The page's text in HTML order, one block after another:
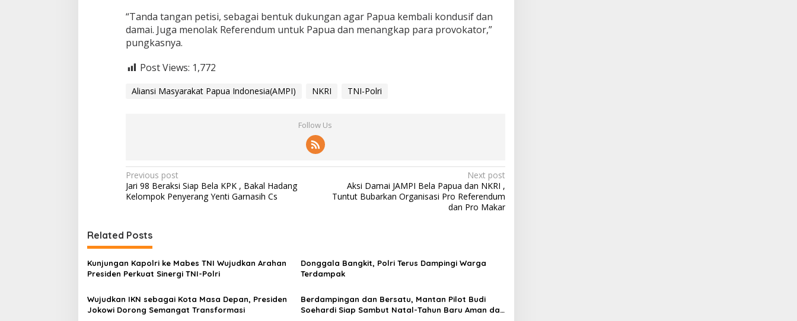
“Tanda tangan petisi, sebagai bentuk dukungan agar Papua kembali kondusif dan
damai. Juga menolak Referendum untuk Papua dan menangkap para provokator,”
pungkasnya.
Post Views: 1,772
Aliansi Masyarakat Papua Indonesia(AMPI) NKRI TNI-Polri
Follow Us
P
o
t
n
a
v
i
g
Previous post
Jari 98 Beraksi Siap Bela KPK , Bakal Hadang
Kelompok Penyerang Yenti Garnasih Cs
Next post
Aksi Damai JAMPI Bela Papua dan NKRI ,
Tuntut Bubarkan Organisasi Pro Referendum
dan Pro Makar
Related Posts
Kunjungan Kapolri ke Mabes TNI Wujudkan Arahan
Presiden Perkuat Sinergi TNI-Polri
Donggala Bangkit, Polri Terus Dampingi Warga
Terdampak
Wujudkan IKN sebagai Kota Masa Depan, Presiden
Jokowi Dorong Semangat Transformasi
Berdampingan dan Bersatu, Mantan Pilot Budi
Soehardi Siap Sambut Natal-Tahun Baru Aman dan